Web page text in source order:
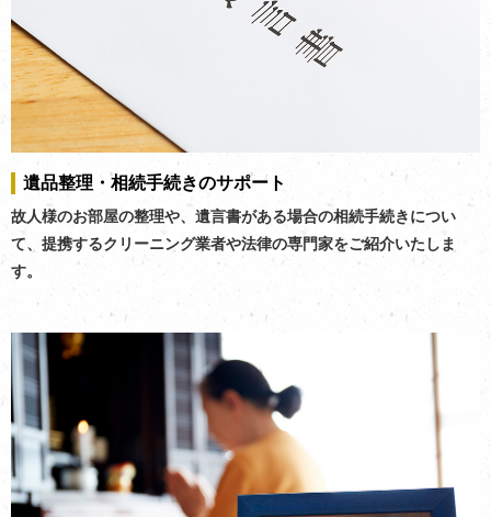
遺品整理・相続手続きのサポート
故人様のお部屋の整理や、遺言書がある場合の相続手続きについ
て、提携するクリーニング業者や法律の専門家をご紹介いたしま
す。